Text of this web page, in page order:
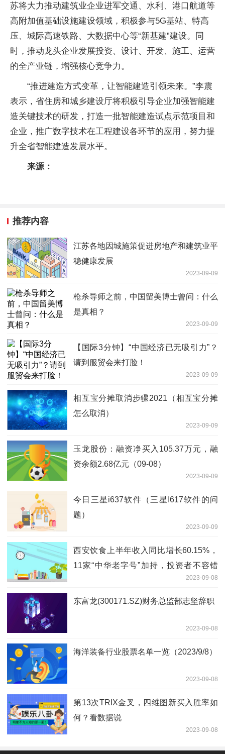
苏将大力推动建筑业企业进军交通、水利、港口航道等
高附加值基础设施建设领域，积极参与5G基站、特高
压、城际高速铁路、大数据中心等“新基建”建设。同
时，推动龙头企业发展投资、设计、开发、施工、运营
的全产业链，增强核心竞争力。
“推进建造方式变革，让智能建造引领未来。”李震
表示，省住房和城乡建设厅将积极引导企业加强智能建
造关键技术的研发，打造一批智能建造试点示范项目和
企业，推广数字技术在工程建设各环节的应用，努力提
升全省智能建造发展水平。
来源：
推荐内容
江苏各地因城施策促进房地产和建筑业平
稳健康发展
2023-09-09
枪杀导师之前，中国留美博士曾问：什么
是真相？
2023-09-09
【国际3分钟】“中国经济已无吸引力”？
请到服贸会来打脸！
2023-09-09
相互宝分摊取消步骤2021（相互宝分摊
怎么取消）
2023-09-09
玉龙股份：融资净买入105.37万元，融
资余额2.68亿元（09-08）
2023-09-09
今日三星i637软件（三星I617软件的问
题）
2023-09-09
西安饮食上半年收入同比增长60.15%，
11家“中华老字号”加持，投资者不容错
2023-09-08
东富龙(300171.SZ)财务总监郜志坚辞职
2023-09-08
海洋装备行业股票名单一览（2023/9/8）
2023-09-08
第13次TRIX金叉，四维图新买入胜率如
何？看数据说
2023-09-08